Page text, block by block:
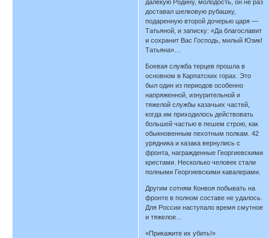
далекую Родину, молодость, он не раз
доставал шелковую рубашку,
подаренную второй дочерью царя —
Татьяной, и записку: «Да благославит
и сохранит Вас Господь, милый Юзик!
Татьяна»…
Боевая служба терцев прошла в
основном в Карпатских горах. Это
был один из периодов особенно
напряженной, изнурительной и
тяжелой службы казачьих частей,
когда им приходилось действовать
большей частью в пешем строю, как
обыкновенным пехотным полкам. 42
урядника и казака вернулись с
фронта, награжденные Георгиевскими
крестами. Несколько человек стали
полными Георгиевскими кавалерами.
Другим сотням Конвоя побывать на
фронте в полном составе не удалось.
Для России наступало время смутное
и тяжелое…
«Прикажите их убить!»